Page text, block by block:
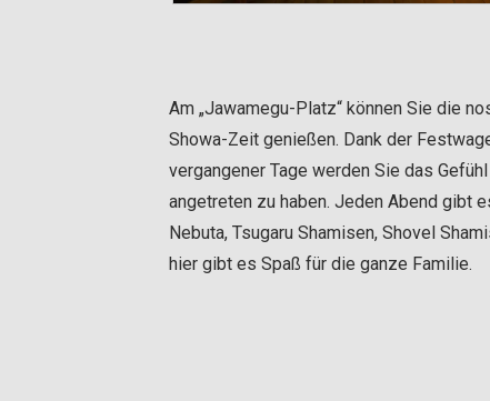
Am „Jawamegu-Platz“ können Sie die
Showa-Zeit genießen. Dank der
vergangener Tage werden Sie das
angetreten zu haben. Jeden Abend gibt
Nebuta, Tsugaru Shamisen, Shovel
hier gibt es Spaß für die ganze Familie.